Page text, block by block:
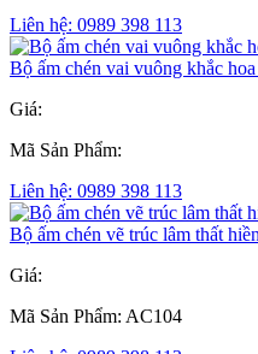
Liên hệ: 0989 398 113
Bộ ấm chén vai vuông khắc
Giá:
Mã Sản Phẩm:
Liên hệ: 0989 398 113
Bộ ấm chén vẽ trúc lâm thất
Giá:
Mã Sản Phẩm: AC104